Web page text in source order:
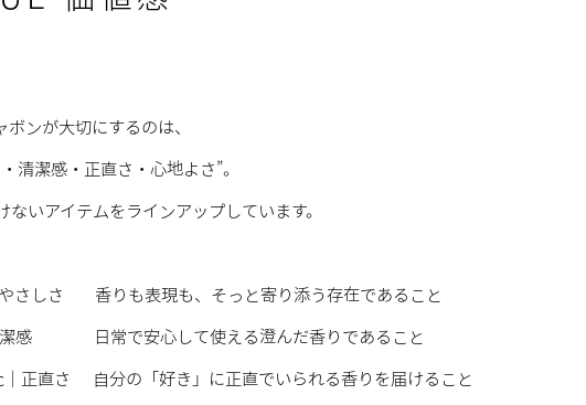
ボンが大切にするのは、
清潔感・正直さ・心地よさ”。
ないアイテムをラインアップしています。
さしさ 香りも表現も、そっと寄り添う存在であること
潔感 日常で安心して使える澄んだ香りであること
正直さ 自分の「好き」に正直でいられる香りを届けること